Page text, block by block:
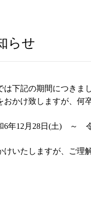
らせ
は下記の期間につきま
おかけ致しますが、何
年12月28日(土) ～ 令
けいたしますが、ご理